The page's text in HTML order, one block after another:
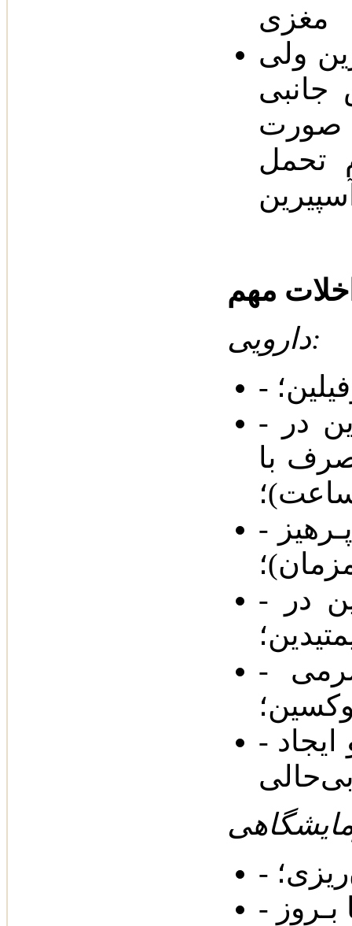
مغزی
ولی
جانبی
تحمل
دارویی‌:
-
- کاهش سطح پلاسمایی تـیکلوپیدین در
با
- تشدید اثر آسپیرین بر پـلاکت‌هـا (‌پـرهیز
- احتمال ایجاد سمیت با تیکلوپیدین در
- کـاهش مـختصر در سطوح‌ سرمی
- افزایش سطح‌ سرمی فنی‌توئین و ایجاد
- مشخص‌ شدن اثرات سمی دارو با بـروز